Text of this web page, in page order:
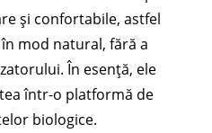
și confortabile, astfel
mod natural, fără a
În esență, ele
într-o platformă de
biologice.